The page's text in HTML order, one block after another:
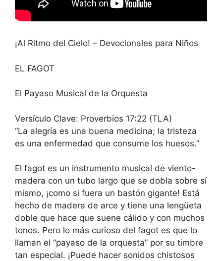
¡Al Ritmo del Cielo! – Devocionales para Niños
EL FAGOT
El Payaso Musical de la Orquesta
Versículo Clave: Proverbios 17:22 (TLA)
“La alegría es una buena medicina; la tristeza
es una enfermedad que consume los huesos.”
El fagot es un instrumento musical de viento-
madera con un tubo largo que se dobla sobre sí
mismo, ¡como si fuera un bastón gigante! Está
hecho de madera de arce y tiene una lengüeta
doble que hace que suene cálido y con muchos
tonos. Pero lo más curioso del fagot es que lo
llaman el “payaso de la orquesta” por su timbre
tan especial. ¡Puede hacer sonidos chistosos